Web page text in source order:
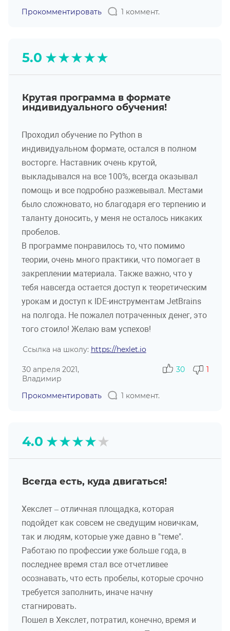
Прокомментировать
1 коммент.
5.0 ★★★★★
Крутая программа в формате
индивидуального обучения!
Проходил обучение по Python в
индивидуальном формате, остался в полном
восторге. Наставник очень крутой,
выкладывался на все 100%, всегда оказывал
помощь и все подробно разжевывал. Местами
было сложновато, но благодаря его терпению и
таланту доносить, у меня не осталось никаких
пробелов.
В программе понравилось то, что помимо
теории, очень много практики, что помогает в
закреплении материала. Также важно, что у
тебя навсегда остается доступ к теоретическим
урокам и доступ к IDE-инструментам JetBrains
на полгода. Не пожалел потраченных денег, это
того стоило! Желаю вам успехов!
Ссылка на школу: https://hexlet.io
30 апреля 2021,
Владимир
Прокомментировать
1 коммент.
1
30
4.0 ★★★★★
Всегда есть, куда двигаться!
Хекслет – отличная площадка, которая
подойдет как совсем не сведущим новичкам,
так и людям, которые уже давно в "теме".
Работаю по профессии уже больше года, в
последнее время стал все отчетливее
осознавать, что есть пробелы, которые срочно
требуется заполнить, иначе начну
стагнировать.
Пошел в Хекслет, потратил, конечно, время и